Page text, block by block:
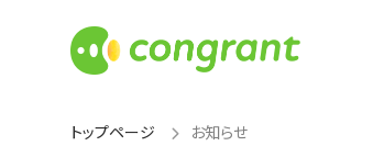
トップページ お知らせ